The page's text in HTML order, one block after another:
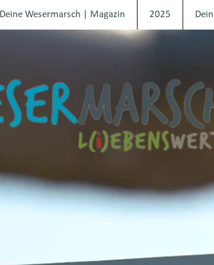
Deine Wesermarsch | Magazin 2025